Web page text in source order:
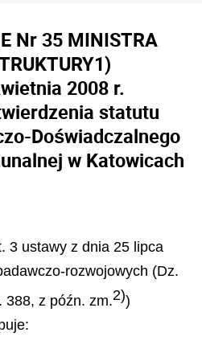
Nr 35 MINISTRA
1)
2008 r.
statutu
Doświadczalnego
w Katowicach
3 ustawy z dnia 25 lipca
rozwojowych (Dz.
388, z późn. zm.2))